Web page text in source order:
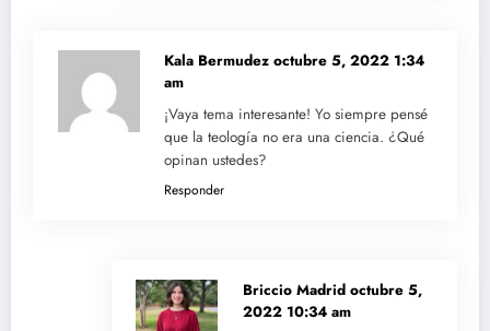
Kala Bermudez octubre 5, 2022 1:34
am
¡Vaya tema interesante! Yo siempre pensé
que la teología no era una ciencia. ¿Qué
opinan ustedes?
Responder
Briccio Madrid octubre 5,
2022 10:34 am